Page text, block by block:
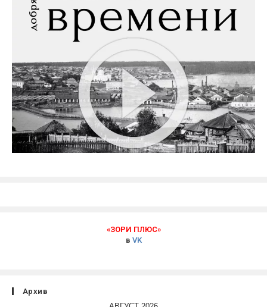
«ЗОРИ ПЛЮС»
в VK
Архив